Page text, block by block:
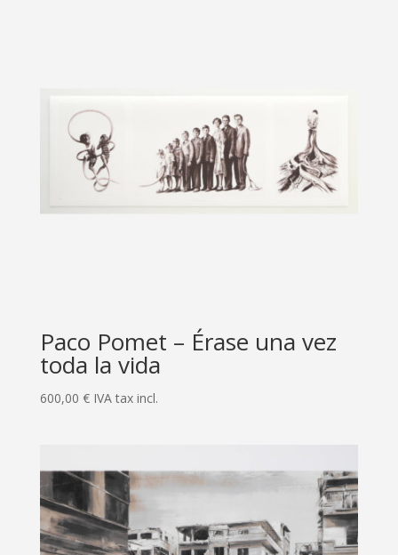
Paco Pomet – Érase una vez
toda la vida
600,00 € IVA tax incl.